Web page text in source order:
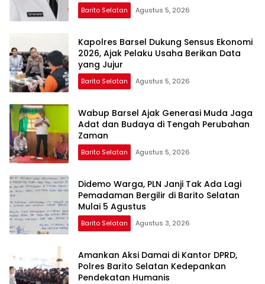
Barito Selatan Agustus 5, 2026
Kapolres Barsel Dukung Sensus Ekonomi
2026, Ajak Pelaku Usaha Berikan Data
yang Jujur
Barito Selatan Agustus 5, 2026
Wabup Barsel Ajak Generasi Muda Jaga
Adat dan Budaya di Tengah Perubahan
Zaman
Barito Selatan Agustus 5, 2026
Didemo Warga, PLN Janji Tak Ada Lagi
Pemadaman Bergilir di Barito Selatan
Mulai 5 Agustus
Barito Selatan Agustus 3, 2026
Amankan Aksi Damai di Kantor DPRD,
Polres Barito Selatan Kedepankan
Pendekatan Humanis